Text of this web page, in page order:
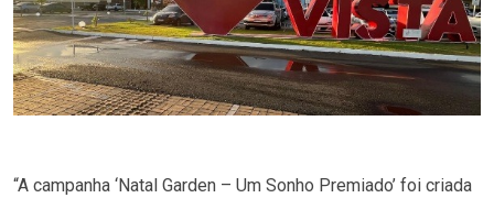
“A campanha ‘Natal Garden – Um Sonho Premiado’ foi criada